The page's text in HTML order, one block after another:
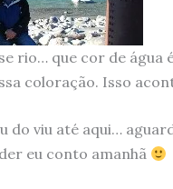
rio… que cor de água
coloração. Isso
do viu até aqui…
eu conto amanhã